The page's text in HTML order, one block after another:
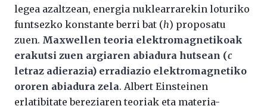
legea azaltzean, energia nuklearrarekin loturiko
funtsezko konstante berri bat (h) proposatu
zuen. Maxwellen teoria elektromagnetikoak
erakutsi zuen argiaren abiadura hutsean (c
letraz adierazia) erradiazio elektromagnetiko
ororen abiadura zela. Albert Einsteinen
erlatibitate bereziaren teoriak eta materia-